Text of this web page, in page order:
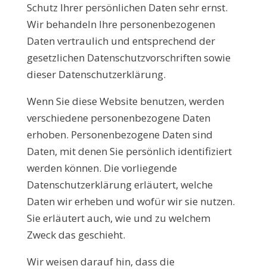
Schutz Ihrer persönlichen Daten sehr ernst.
Wir behandeln Ihre personenbezogenen
Daten vertraulich und entsprechend der
gesetzlichen Datenschutzvorschriften sowie
dieser Datenschutzerklärung.
Wenn Sie diese Website benutzen, werden
verschiedene personenbezogene Daten
erhoben. Personenbezogene Daten sind
Daten, mit denen Sie persönlich identifiziert
werden können. Die vorliegende
Datenschutzerklärung erläutert, welche
Daten wir erheben und wofür wir sie nutzen.
Sie erläutert auch, wie und zu welchem
Zweck das geschieht.
Wir weisen darauf hin, dass die